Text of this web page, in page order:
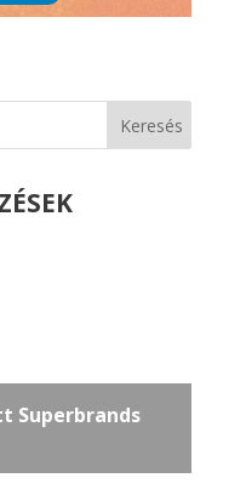
Superbrands